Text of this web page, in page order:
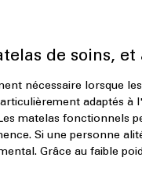
de soins, et
nécessaire lorsque
adaptés
matelas fonctionnels
Si une personne
Grâce au faible